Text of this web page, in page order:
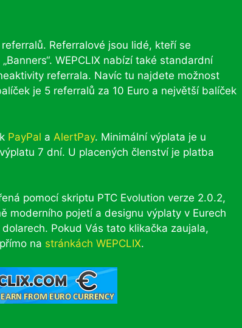
Referralové jsou lidé, kteří se
WEPCLIX nabízí také standardní
referrala. Navíc tu najdete možnost
je 5 referralů za 10 Euro a největší balíček
PayPal a AlertPay. Minimální výplata je u
7 dní. U placených členství je platba
pomocí skriptu PTC Evolution verze 2.0.2,
moderního pojetí a designu výplaty v Eurech
Pokud Vás tato klikačka zaujala,
na stránkách WEPCLIX.